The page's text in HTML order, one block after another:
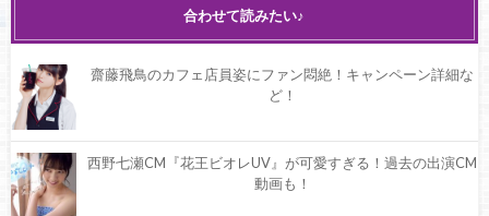
合わせて読みたい♪
齋藤飛鳥のカフェ店員姿にファン悶絶！キャンペーン詳細な
ど！
西野七瀬CM『花王ビオレUV』が可愛すぎる！過去の出演CM
動画も！